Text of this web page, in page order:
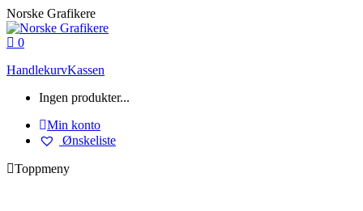
Skip
to
content
Norske Grafikere
0
HandlekurvKassen
Ingen produkter...
Min konto
Ønskeliste
Toppmeny